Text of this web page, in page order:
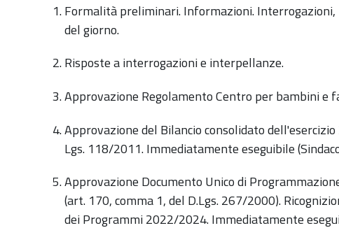
Formalità preliminari. Informazioni.
del giorno.
Risposte a interrogazioni e interpellanze.
Approvazione Regolamento Centro per bambini e
Approvazione del Bilancio consolidato
Lgs. 118/2011. Immediatamente eseguibile
Approvazione Documento Unico di
(art. 170, comma 1, del D.Lgs. 267/2000).
dei Programmi 2022/2024. Immediatamente